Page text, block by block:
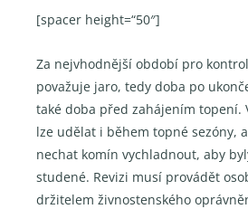
[spacer height=“50″]
Za nejvhodnější období pro
považuje jaro, tedy doba po
také doba před zahájením topení.
lze udělat i během topné sezóny,
nechat komín vychladnout, aby
studené. Revizi musí provádět
držitelem živnostenského